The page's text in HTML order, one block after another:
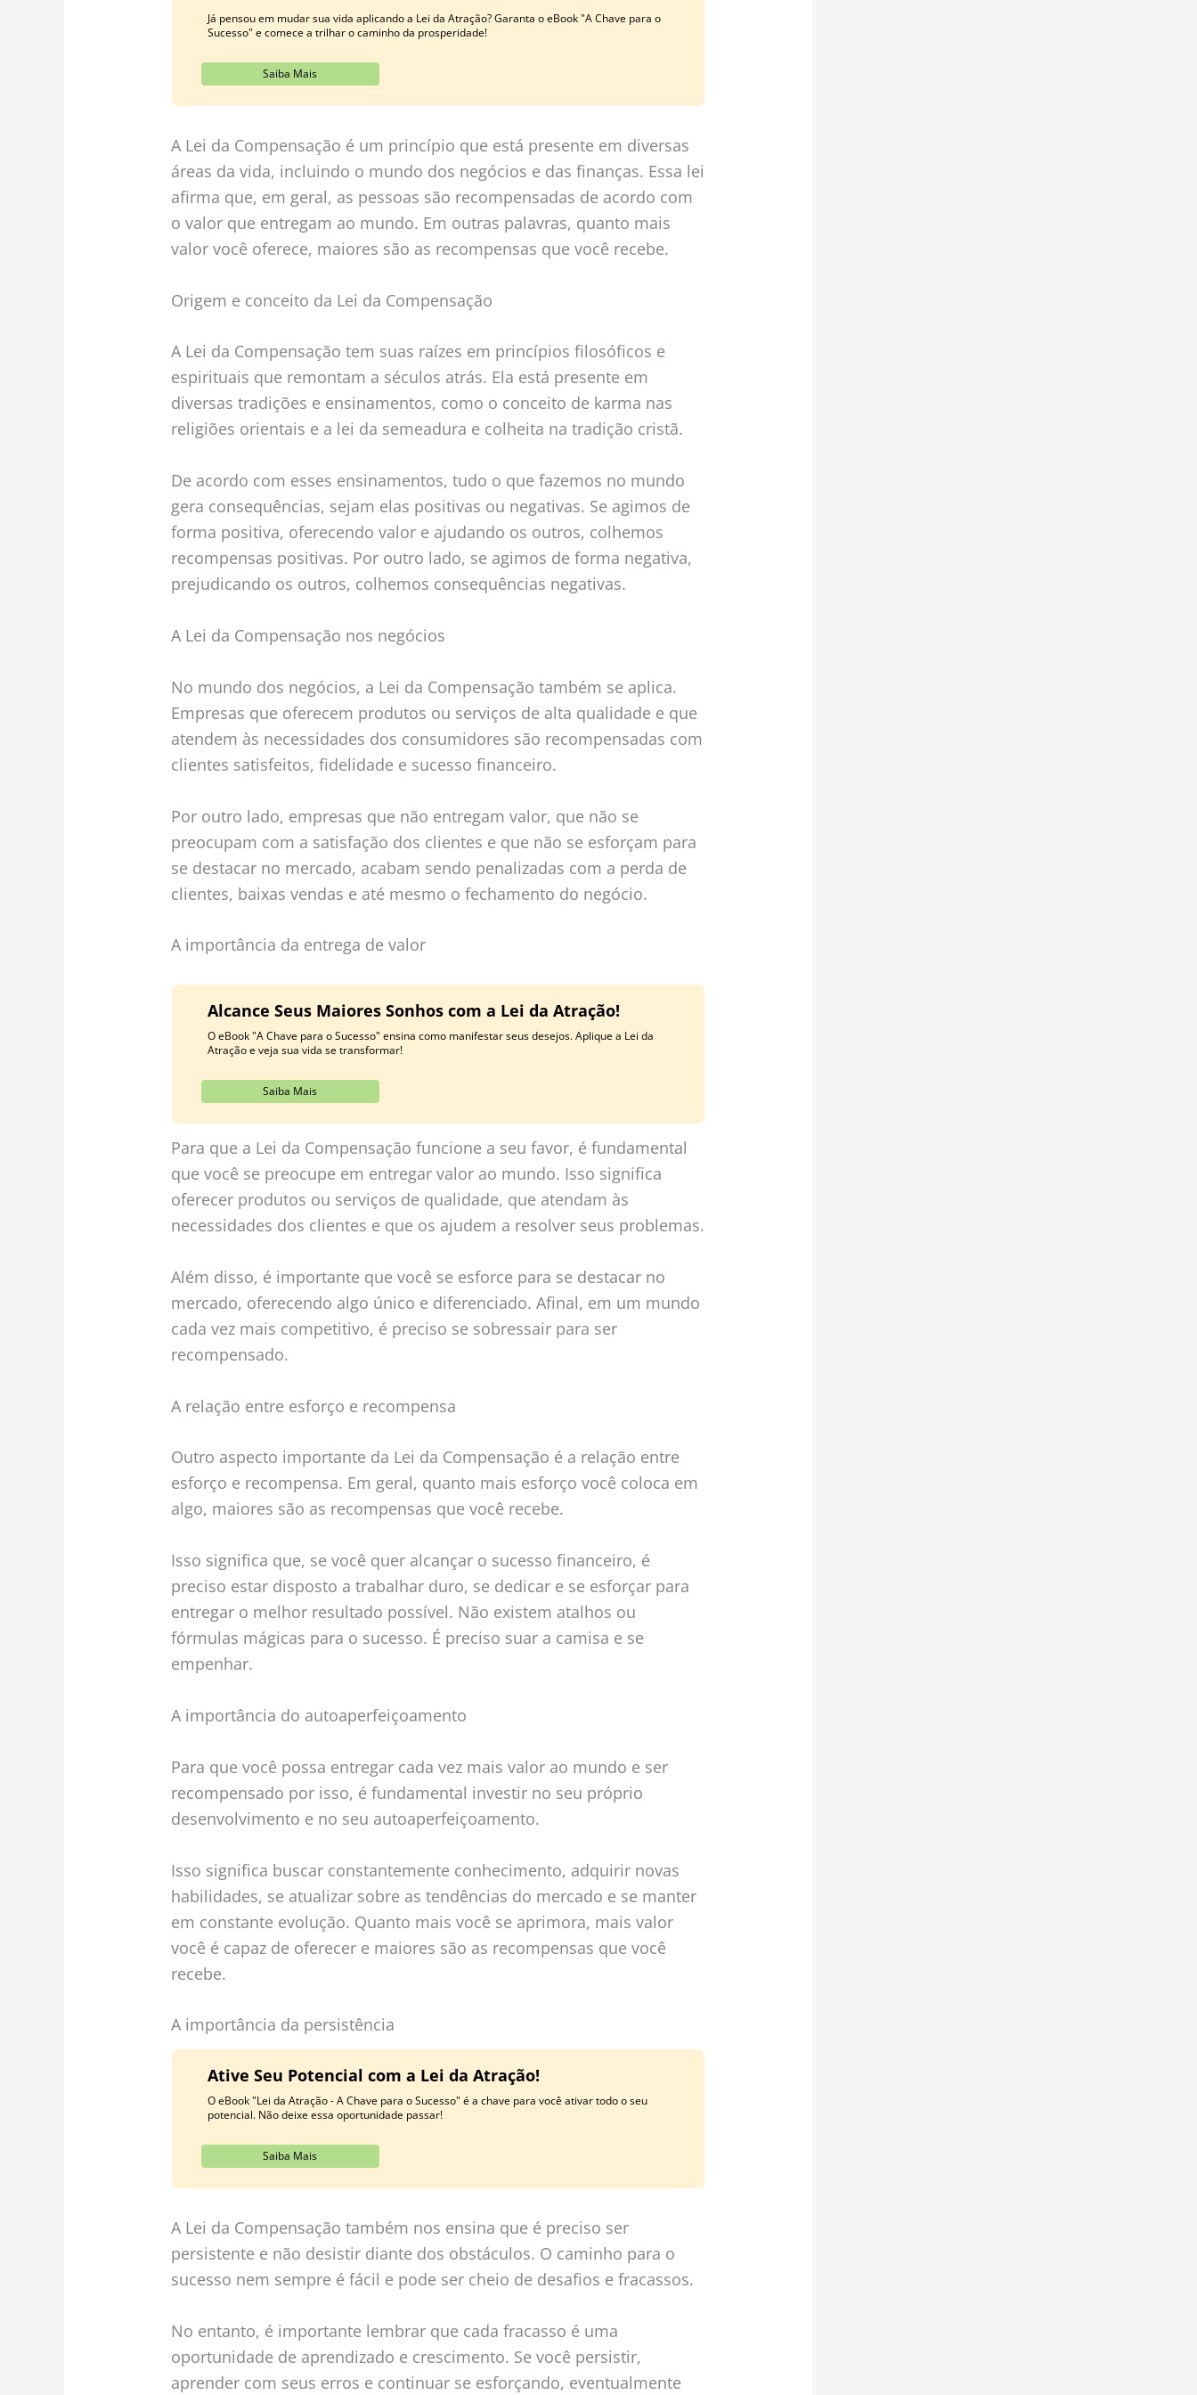
Já pensou em mudar sua vida aplicando a Lei da Atração? Garanta o eBook "A Chave para o
Sucesso" e comece a trilhar o caminho da prosperidade!
Saiba Mais
A Lei da Compensação é um princípio que está presente em diversas
áreas da vida, incluindo o mundo dos negócios e das finanças. Essa lei
afirma que, em geral, as pessoas são recompensadas de acordo com
o valor que entregam ao mundo. Em outras palavras, quanto mais
valor você oferece, maiores são as recompensas que você recebe.
Origem e conceito da Lei da Compensação
A Lei da Compensação tem suas raízes em princípios filosóficos e
espirituais que remontam a séculos atrás. Ela está presente em
diversas tradições e ensinamentos, como o conceito de karma nas
religiões orientais e a lei da semeadura e colheita na tradição cristã.
De acordo com esses ensinamentos, tudo o que fazemos no mundo
gera consequências, sejam elas positivas ou negativas. Se agimos de
forma positiva, oferecendo valor e ajudando os outros, colhemos
recompensas positivas. Por outro lado, se agimos de forma negativa,
prejudicando os outros, colhemos consequências negativas.
A Lei da Compensação nos negócios
No mundo dos negócios, a Lei da Compensação também se aplica.
Empresas que oferecem produtos ou serviços de alta qualidade e que
atendem às necessidades dos consumidores são recompensadas com
clientes satisfeitos, fidelidade e sucesso financeiro.
Por outro lado, empresas que não entregam valor, que não se
preocupam com a satisfação dos clientes e que não se esforçam para
se destacar no mercado, acabam sendo penalizadas com a perda de
clientes, baixas vendas e até mesmo o fechamento do negócio.
A importância da entrega de valor
Alcance Seus Maiores Sonhos com a Lei da Atração!
O eBook "A Chave para o Sucesso" ensina como manifestar seus desejos. Aplique a Lei da
Atração e veja sua vida se transformar!
Saiba Mais
Para que a Lei da Compensação funcione a seu favor, é fundamental
que você se preocupe em entregar valor ao mundo. Isso significa
oferecer produtos ou serviços de qualidade, que atendam às
necessidades dos clientes e que os ajudem a resolver seus problemas.
Além disso, é importante que você se esforce para se destacar no
mercado, oferecendo algo único e diferenciado. Afinal, em um mundo
cada vez mais competitivo, é preciso se sobressair para ser
recompensado.
A relação entre esforço e recompensa
Outro aspecto importante da Lei da Compensação é a relação entre
esforço e recompensa. Em geral, quanto mais esforço você coloca em
algo, maiores são as recompensas que você recebe.
Isso significa que, se você quer alcançar o sucesso financeiro, é
preciso estar disposto a trabalhar duro, se dedicar e se esforçar para
entregar o melhor resultado possível. Não existem atalhos ou
fórmulas mágicas para o sucesso. É preciso suar a camisa e se
empenhar.
A importância do autoaperfeiçoamento
Para que você possa entregar cada vez mais valor ao mundo e ser
recompensado por isso, é fundamental investir no seu próprio
desenvolvimento e no seu autoaperfeiçoamento.
Isso significa buscar constantemente conhecimento, adquirir novas
habilidades, se atualizar sobre as tendências do mercado e se manter
em constante evolução. Quanto mais você se aprimora, mais valor
você é capaz de oferecer e maiores são as recompensas que você
recebe.
A importância da persistência
Ative Seu Potencial com a Lei da Atração!
O eBook "Lei da Atração - A Chave para o Sucesso" é a chave para você ativar todo o seu
potencial. Não deixe essa oportunidade passar!
Saiba Mais
A Lei da Compensação também nos ensina que é preciso ser
persistente e não desistir diante dos obstáculos. O caminho para o
sucesso nem sempre é fácil e pode ser cheio de desafios e fracassos.
No entanto, é importante lembrar que cada fracasso é uma
oportunidade de aprendizado e crescimento. Se você persistir,
aprender com seus erros e continuar se esforçando, eventualmente